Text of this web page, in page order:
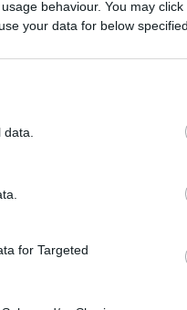
behaviour. You may
your data for below
for Targeted
macedón énekes,
– rendezik meg a
és külföldön.
macedón énekes,
sokszínűséget ünnepli